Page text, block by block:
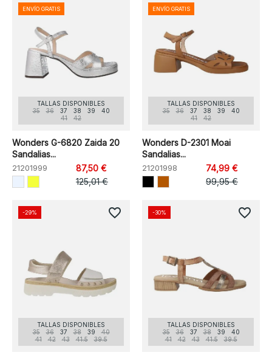
TALLAS DISPONIBLES
35
36 37 38 39
40
41
42
Wonders G-6820 Zaida 20
Sandalias...
21201999
87,50 €
125,01 €
ENVÍO GRATIS
TALLAS DISPONIBLES
35
36 37 38 39
40
41
42
Wonders D-2301 Moai
Sandalias...
21201998
74,99 €
99,95 €
ENVÍO GRATIS
TALLAS DISPONIBLES
35
36 37 38 39
40
41
42 43 41.5 39.5
-29% favorite_border
TALLAS DISPONIBLES
35
36 37 38 39
40
41
42 43 41.5 39.5
-30% favorite_border